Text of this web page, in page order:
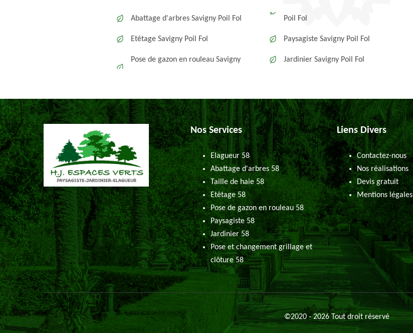
Abattage d'arbres Savigny Poil Fol
Etêtage Savigny Poil Fol
Pose de gazon en rouleau Savigny
Poil Fol
Paysagiste Savigny Poil Fol
Jardinier Savigny Poil Fol
Nos Services
Elagueur 58
Abattage d'arbres 58
Taille de haie 58
Etêtage 58
Pose de gazon en rouleau 58
Paysagiste 58
Jardinier 58
Pose et changement grillage et
clôture 58
Liens Divers
Contactez-nous
Nos réalisations
Devis gratuit
Mentions légales
©2020 - 2026 Tout droit réservé